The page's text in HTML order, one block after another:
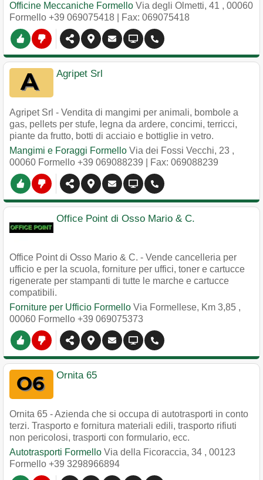
Officine Meccaniche Formello Via degli Olmetti, 41 , 00060
Formello +39 069075418 | Fax: 069075418
Agripet Srl
Agripet Srl - Vendita di mangimi per animali, bombole a
gas, pellets per stufe, legna da ardere, concimi, terricci,
piante da frutto, botti di acciaio e bottiglie in vetro.
Mangimi e Foraggi Formello Via dei Fossi Vecchi, 23 ,
00060 Formello +39 069088239 | Fax: 069088239
Office Point di Osso Mario & C.
Office Point di Osso Mario & C. - Vende cancelleria per
ufficio e per la scuola, forniture per uffici, toner e cartucce
rigenerate per stampanti di tutte le marche e cartucce
compatibili.
Forniture per Ufficio Formello Via Formellese, Km 3,85 ,
00060 Formello +39 069075373
Ornita 65
Ornita 65 - Azienda che si occupa di autotrasporti in conto
terzi. Trasporto e fornitura materiali edili, trasporto rifiuti
non pericolosi, trasporti con formulario, ecc.
Autotrasporti Formello Via della Ficoraccia, 34 , 00123
Formello +39 3298966894